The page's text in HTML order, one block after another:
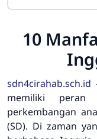
10
sdn4cirahab.sch.id
memiliki
perkembangan
(SD). Di zaman